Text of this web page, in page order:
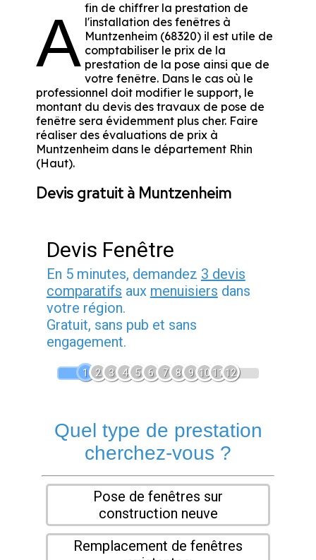
A fin de chiffrer la prestation de
l'installation des fenêtres à
Muntzenheim (68320) il est utile de
comptabiliser le prix de la
prestation de la pose ainsi que de
votre fenêtre. Dans le cas où le
professionnel doit modifier le support, le
montant du devis des travaux de pose de
fenêtre sera évidemment plus cher. Faire
réaliser des évaluations de prix à
Muntzenheim dans le département Rhin
(Haut).
Devis gratuit à Muntzenheim
Devis Fenêtre
En 5 minutes, demandez 3 devis
comparatifs aux menuisiers dans
votre région.
Gratuit, sans pub et sans
engagement.
1 2 3 4 5 6 7 8 9 1011 12
Quel type de prestation
cherchez-vous ?
Pose de fenêtres sur
construction neuve
Remplacement de fenêtres